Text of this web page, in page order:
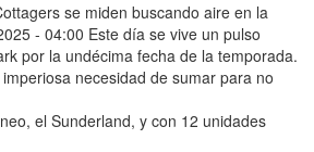
se miden buscando aire en la
- 04:00 Este día se vive un pulso
por la undécima fecha de la temporada.
necesidad de sumar para no
el Sunderland, y con 12 unidades